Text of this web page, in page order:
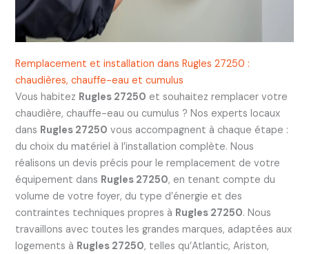
Remplacement et installation dans Rugles 27250 :
chaudières, chauffe-eau et cumulus
Vous habitez Rugles 27250 et souhaitez remplacer votre
chaudière, chauffe-eau ou cumulus ? Nos experts locaux
dans Rugles 27250 vous accompagnent à chaque étape :
du choix du matériel à l’installation complète. Nous
réalisons un devis précis pour le remplacement de votre
équipement dans Rugles 27250, en tenant compte du
volume de votre foyer, du type d’énergie et des
contraintes techniques propres à Rugles 27250. Nous
travaillons avec toutes les grandes marques, adaptées aux
logements à Rugles 27250, telles qu’Atlantic, Ariston,